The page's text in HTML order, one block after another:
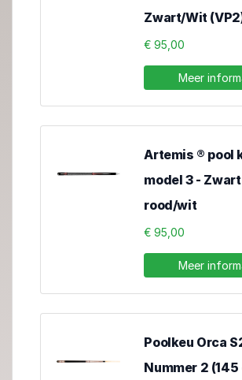
Zwart/Wit
€ 95,00
Meer
Artemis ® pool
model 3 -
rood/wit
€ 95,00
Meer
Poolkeu Orca
Nummer 2